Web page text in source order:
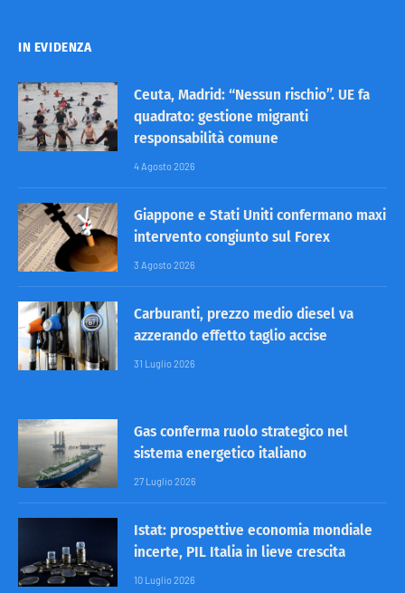
IN EVIDENZA
Ceuta, Madrid: “Nessun rischio”. UE fa
quadrato: gestione migranti
responsabilità comune
4 Agosto 2026
Giappone e Stati Uniti confermano maxi
intervento congiunto sul Forex
3 Agosto 2026
Carburanti, prezzo medio diesel va
azzerando effetto taglio accise
31 Luglio 2026
Gas conferma ruolo strategico nel
sistema energetico italiano
27 Luglio 2026
Istat: prospettive economia mondiale
incerte, PIL Italia in lieve crescita
10 Luglio 2026